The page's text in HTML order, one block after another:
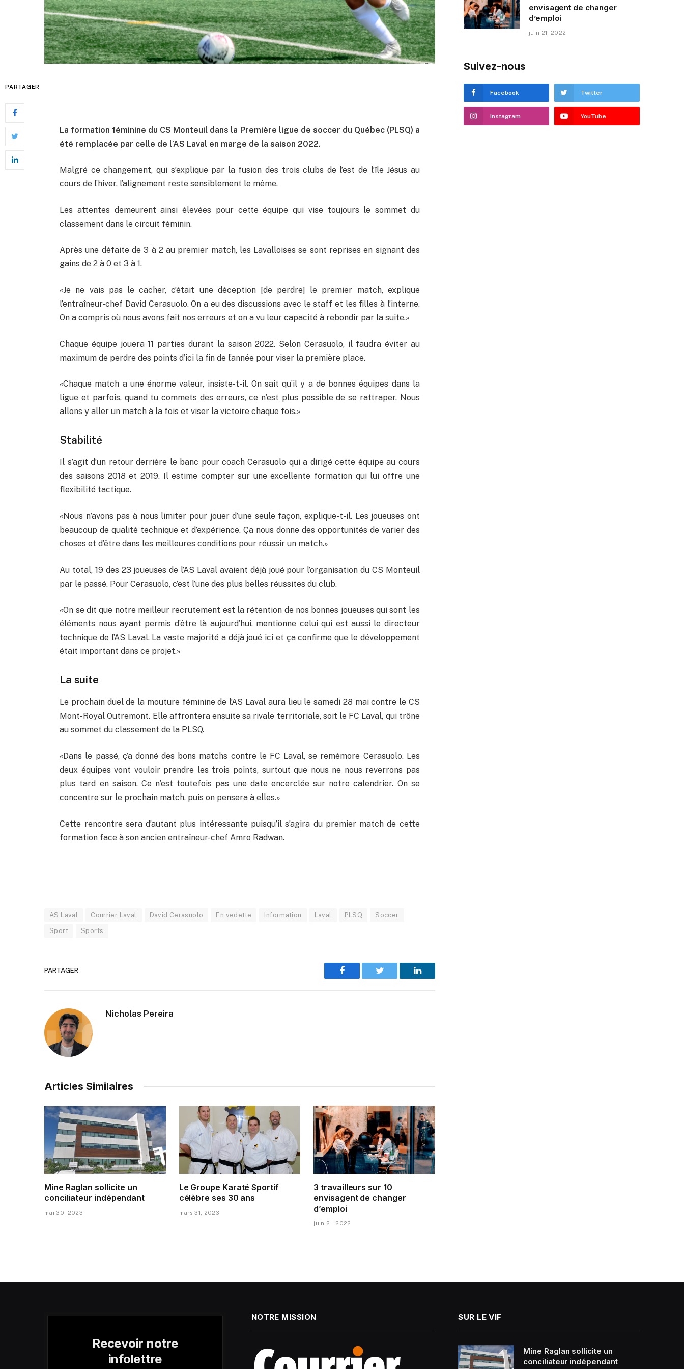
PARTAGER
La formation féminine du CS Monteuil dans la Première ligue de soccer du Québec (PLSQ) a
été remplacée par celle de l’AS Laval en marge de la saison 2022.
Malgré ce changement, qui s’explique par la fusion des trois clubs de l’est de l’île Jésus au
cours de l’hiver, l’alignement reste sensiblement le même.
Les attentes demeurent ainsi élevées pour cette équipe qui vise toujours le sommet du
classement dans le circuit féminin.
Après une défaite de 3 à 2 au premier match, les Lavalloises se sont reprises en signant des
gains de 2 à 0 et 3 à 1.
«Je ne vais pas le cacher, c’était une déception [de perdre] le premier match, explique
l’entraîneur-chef David Cerasuolo. On a eu des discussions avec le staff et les filles à l’interne.
On a compris où nous avons fait nos erreurs et on a vu leur capacité à rebondir par la suite.»
Chaque équipe jouera 11 parties durant la saison 2022. Selon Cerasuolo, il faudra éviter au
maximum de perdre des points d’ici la fin de l’année pour viser la première place.
«Chaque match a une énorme valeur, insiste-t-il. On sait qu’il y a de bonnes équipes dans la
ligue et parfois, quand tu commets des erreurs, ce n’est plus possible de se rattraper. Nous
allons y aller un match à la fois et viser la victoire chaque fois.»
Stabilité
Il s’agit d’un retour derrière le banc pour coach Cerasuolo qui a dirigé cette équipe au cours
des saisons 2018 et 2019. Il estime compter sur une excellente formation qui lui offre une
flexibilité tactique.
«Nous n’avons pas à nous limiter pour jouer d’une seule façon, explique-t-il. Les joueuses ont
beaucoup de qualité technique et d’expérience. Ça nous donne des opportunités de varier des
choses et d’être dans les meilleures conditions pour réussir un match.»
Au total, 19 des 23 joueuses de l’AS Laval avaient déjà joué pour l’organisation du CS Monteuil
par le passé. Pour Cerasuolo, c’est l’une des plus belles réussites du club.
«On se dit que notre meilleur recrutement est la rétention de nos bonnes joueuses qui sont les
éléments nous ayant permis d’être là aujourd’hui, mentionne celui qui est aussi le directeur
technique de l’AS Laval. La vaste majorité a déjà joué ici et ça confirme que le développement
était important dans ce projet.»
La suite
Le prochain duel de la mouture féminine de l’AS Laval aura lieu le samedi 28 mai contre le CS
Mont-Royal Outremont. Elle affrontera ensuite sa rivale territoriale, soit le FC Laval, qui trône
au sommet du classement de la PLSQ.
«Dans le passé, ç’a donné des bons matchs contre le FC Laval, se remémore Cerasuolo. Les
deux équipes vont vouloir prendre les trois points, surtout que nous ne nous reverrons pas
plus tard en saison. Ce n’est toutefois pas une date encerclée sur notre calendrier. On se
concentre sur le prochain match, puis on pensera à elles.»
Cette rencontre sera d’autant plus intéressante puisqu’il s’agira du premier match de cette
formation face à son ancien entraîneur-chef Amro Radwan.
AS Laval Courrier Laval David Cerasuolo En vedette Information Laval PLSQ Soccer
Sport Sports
PARTAGER
Facebook Twitter LinkedIn
Nicholas Pereira
Articles Similaires
Mine Raglan sollicite un
conciliateur indépendant
mai 30, 2023
Le Groupe Karaté Sportif
célèbre ses 30 ans
mars 31, 2023
3 travailleurs sur 10
envisagent de changer
d’emploi
juin 21, 2022
envisagent de changer
d’emploi
juin 21, 2022
Suivez-nous
Facebook Twitter
Instagram YouTube
Recevoir notre
infolettre
NOTRE MISSION SUR LE VIF
Mine Raglan sollicite un
conciliateur indépendant